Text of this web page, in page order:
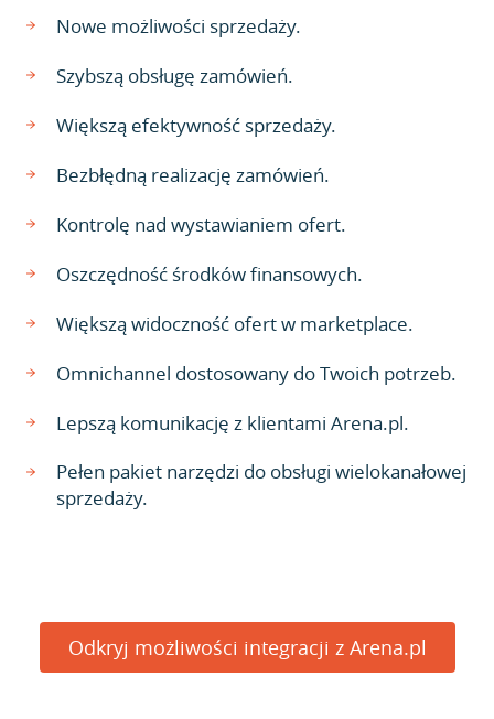
Nowe możliwości sprzedaży.
Szybszą obsługę zamówień.
Większą efektywność sprzedaży.
Bezbłędną realizację zamówień.
Kontrolę nad wystawianiem ofert.
Oszczędność środków finansowych.
Większą widoczność ofert w marketplace.
Omnichannel dostosowany do Twoich potrzeb.
Lepszą komunikację z klientami Arena.pl.
Pełen pakiet narzędzi do obsługi wielokanałowej
sprzedaży.
Odkryj możliwości integracji z Arena.pl